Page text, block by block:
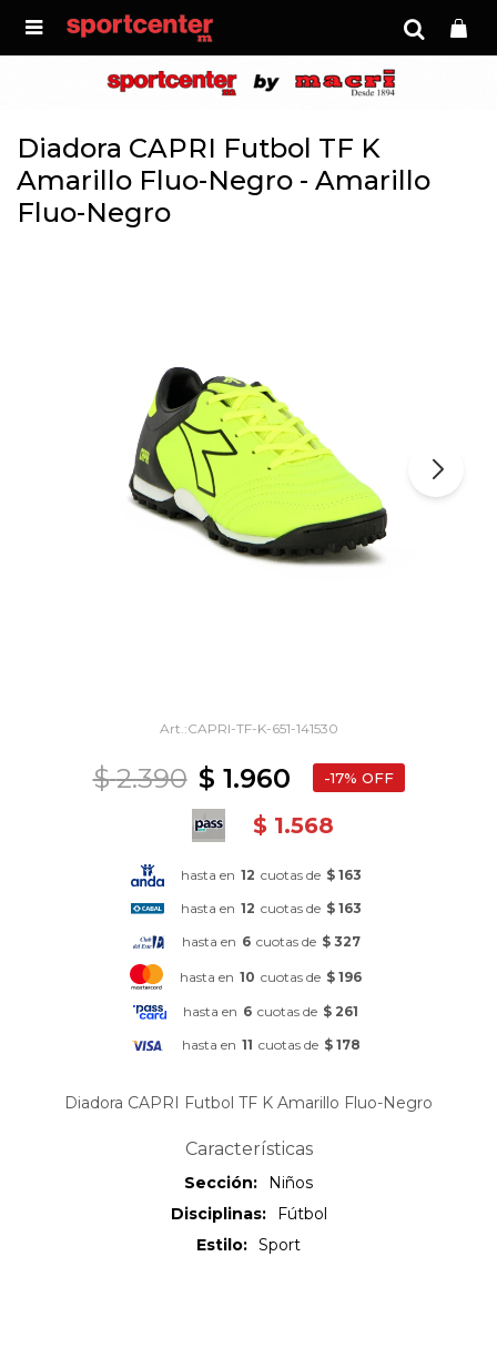

Diadora CAPRI Futbol TF K
Amarillo Fluo-Negro - Amarillo
Fluo-Negro
CAPRI-TF-K-651-141530
$ 1.960
$ 2.390 17
$ 1.568
hasta en 12 cuotas de $ 163
hasta en 12 cuotas de $ 163
hasta en 6 cuotas de $ 327
hasta en 10 cuotas de $ 196
hasta en 6 cuotas de $ 261
hasta en 11 cuotas de $ 178
Diadora CAPRI Futbol TF K Amarillo Fluo-Negro
Características
Sección
Niños
Disciplinas
Fútbol
Estilo
Sport